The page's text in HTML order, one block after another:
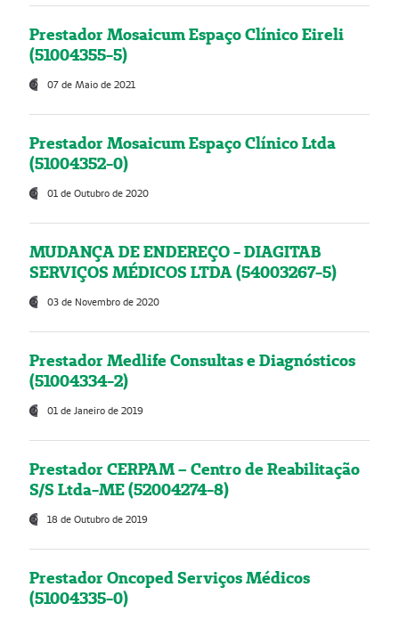
Prestador Mosaicum Espaço Clínico Eireli
(51004355-5)
07 de Maio de 2021
Prestador Mosaicum Espaço Clínico Ltda
(51004352-0)
01 de Outubro de 2020
MUDANÇA DE ENDEREÇO - DIAGITAB
SERVIÇOS MÉDICOS LTDA (54003267-5)
03 de Novembro de 2020
Prestador Medlife Consultas e Diagnósticos
(51004334-2)
01 de Janeiro de 2019
Prestador CERPAM – Centro de Reabilitação
S/S Ltda-ME (52004274-8)
18 de Outubro de 2019
Prestador Oncoped Serviços Médicos
(51004335-0)